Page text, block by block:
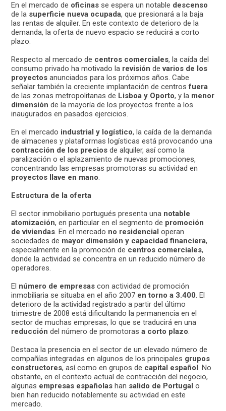
En el mercado de oficinas se espera un notable descenso
de la superficie nueva ocupada, que presionará a la baja
las rentas de alquiler. En este contexto de deterioro de la
demanda, la oferta de nuevo espacio se reducirá a corto
plazo.
Respecto al mercado de centros comerciales, la caída del
consumo privado ha motivado la revisión devarios de los
proyectos anunciados para los próximos años. Cabe
señalar también la creciente implantación de centrosfuera
de las zonas metropolitanas de Lisboa y Oporto, y la menor
dimensión de la mayoría de los proyectos frente a los
inaugurados en pasados ejercicios.
En el mercado industrial y logístico, la caída de la demanda
de almacenes y plataformas logísticas está provocando una
contracción de los precios de alquiler, así como la
paralización o el aplazamiento de nuevas promociones,
concentrando las empresas promotoras su actividad en
proyectos llave en mano.
Estructura de la oferta
El sector inmobiliario portugués presenta una notable
atomización, en particular en el segmento de promoción
de viviendas. En el mercado no residencial operan
sociedades de mayor dimensión y capacidad financiera,
especialmente en la promoción de centros comerciales,
donde la actividad se concentra en un reducido número de
operadores.
El número de empresas con actividad de promoción
inmobiliaria se situaba en el año 2007 en torno a 3.400. El
deterioro de la actividad registrado a partir del último
trimestre de 2008 está dificultando la permanencia en el
sector de muchas empresas, lo que se traducirá en una
reducción del número de promotorasa corto plazo.
Destaca la presencia en el sector de un elevado número de
compañías integradas en algunos de los principales grupos
constructores, así como en grupos de capital español. No
obstante, en el contexto actual de contracción del negocio,
algunas empresas españolas han salido de Portugal o
bien han reducido notablemente su actividad en este
mercado.